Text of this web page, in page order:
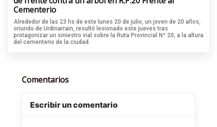
Cementerio
Alrededor de las 23 hs de este lunes 20 de julio, un joven de 20 años,
oriundo de Urdinarrain, resultó lesionado este jueves tras
protagonizar un siniestro vial sobre la Ruta Provincial Nº 20, a la altura
del cementerio de la ciudad.
Comentarios
Escribir un comentario